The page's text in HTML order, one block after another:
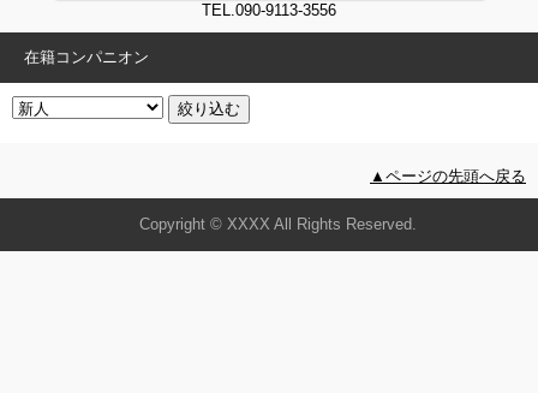
TEL.090-9113-3556
在籍コンパニオン
▲ページの先頭へ戻る
Copyright © XXXX All Rights Reserved.